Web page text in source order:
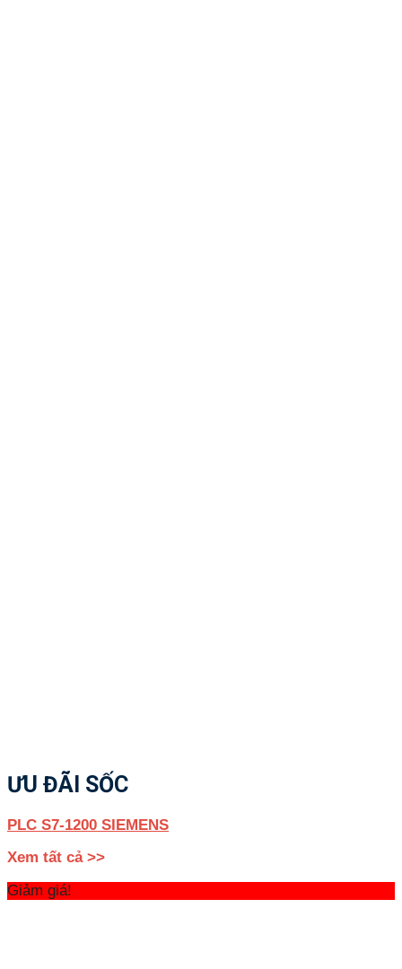
ƯU ĐÃI SỐC
PLC S7-1200 SIEMENS
Xem tất cả >>
Giảm giá!